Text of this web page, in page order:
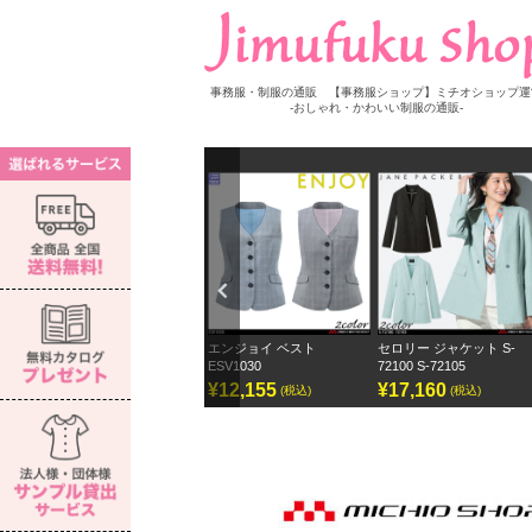
事務服・制服の通販 【事務服ショップ】ミチオショップ
-おしゃれ・かわいい制服の通販-
ous
S-
エンジョイ ベスト
ESV1030
¥12,155
セロリー ジャケット S-
72100 S-72105
¥17,160 (税込)
セロリー ワイドパンツ
ェーンパッカー
¥12,870 (税込)